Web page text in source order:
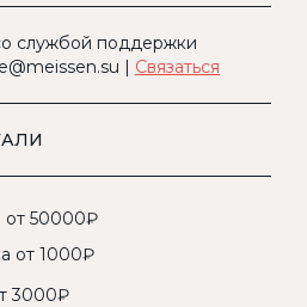
службой поддержки
| Связаться
от 50000₽
от 1000₽
3000₽